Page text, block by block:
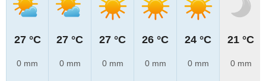
27 °C
0 mm
27 °C
0 mm
27 °C
0 mm
26 °C
0 mm
24 °C
0 mm
21 °C
0 mm